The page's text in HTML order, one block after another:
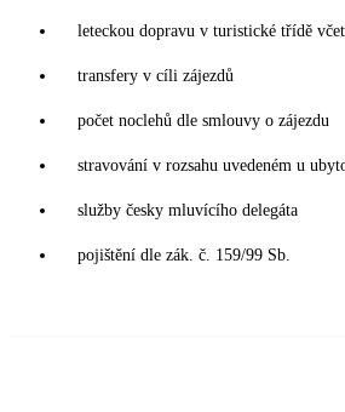
leteckou dopravu v turistické třídě
transfery v cíli zájezdů
počet noclehů dle smlouvy o zájezdu
stravování v rozsahu uvedeném u
služby česky mluvícího delegáta
pojištění dle zák. č. 159/99 Sb.